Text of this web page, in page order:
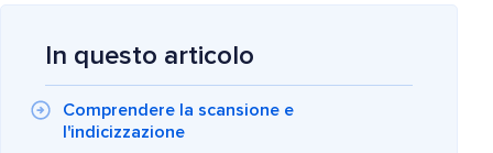
In questo articolo
Comprendere la scansione e
l'indicizzazione